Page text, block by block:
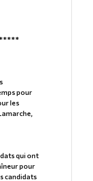
pour
les
qui ont
pour
candidats